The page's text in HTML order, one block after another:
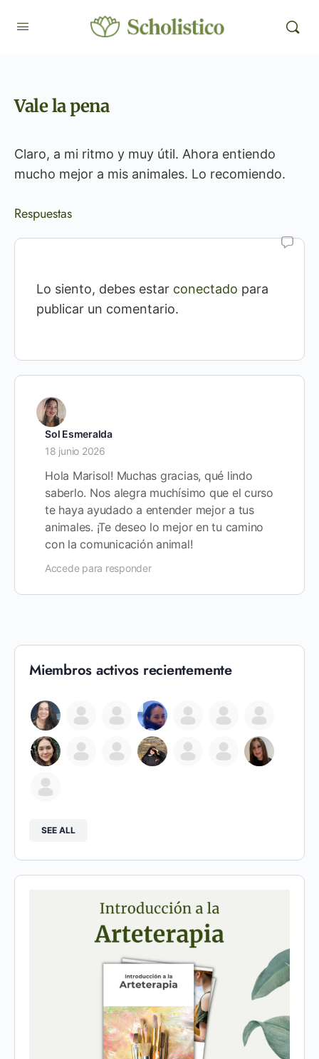
Vale la pena
Claro, a mi ritmo y muy útil. Ahora entiendo
mucho mejor a mis animales. Lo recomiendo.
Respuestas
Lo siento, debes estar conectado para
publicar un comentario.
Sol Esmeralda
18 junio 2026
Hola Marisol! Muchas gracias, qué lindo
saberlo. Nos alegra muchísimo que el curso
te haya ayudado a entender mejor a tus
animales. ¡Te deseo lo mejor en tu camino
con la comunicación animal!
Accede para responder
Miembros activos recientemente
SEE ALL